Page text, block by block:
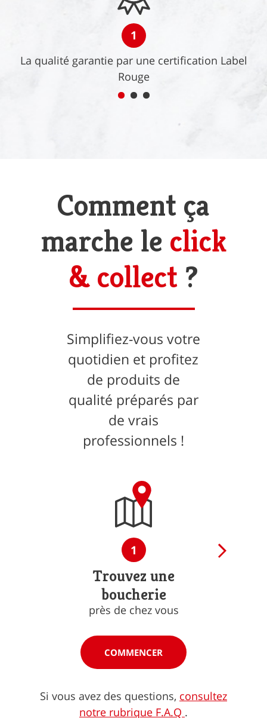
1
La qualité garantie par une certification Label
Rouge
Comment ça
marche le click
& collect ?
Simplifiez-vous votre
quotidien et profitez
de produits de
qualité préparés par
de vrais
professionnels !
1
Trouvez une
boucherie
près de chez vous
COMMENCER
Si vous avez des questions, consultez
notre rubrique F.A.Q .